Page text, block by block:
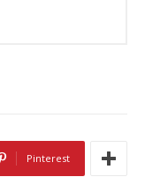
Pinterest